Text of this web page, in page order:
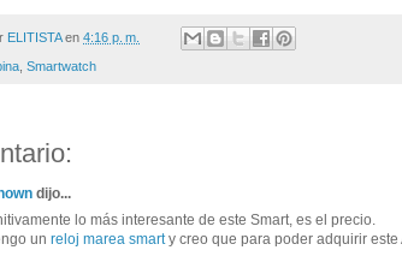
ELITISTA en 4:16 p. m.
Smartwatch
dijo...
lo más interesante de este Smart, es el precio.
un reloj marea smarty creo que para poder adquirir